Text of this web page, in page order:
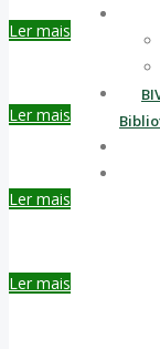
Ler mais
Ler mais
Ler mais
Ler mais